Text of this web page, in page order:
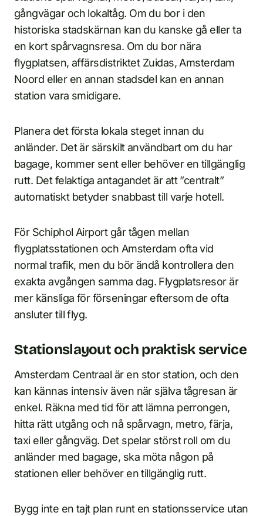
gångvägar och lokaltåg. Om du bor i den
historiska stadskärnan kan du kanske gå eller ta
en kort spårvagnsresa. Om du bor nära
flygplatsen, affärsdistriktet Zuidas, Amsterdam
Noord eller en annan stadsdel kan en annan
station vara smidigare.
Planera det första lokala steget innan du
anländer. Det är särskilt användbart om du har
bagage, kommer sent eller behöver en tillgänglig
rutt. Det felaktiga antagandet är att ”centralt”
automatiskt betyder snabbast till varje hotell.
För Schiphol Airport går tågen mellan
flygplatsstationen och Amsterdam ofta vid
normal trafik, men du bör ändå kontrollera den
exakta avgången samma dag. Flygplatsresor är
mer känsliga för förseningar eftersom de ofta
ansluter till flyg.
Stationslayout och praktisk service
Amsterdam Centraal är en stor station, och den
kan kännas intensiv även när själva tågresan är
enkel. Räkna med tid för att lämna perrongen,
hitta rätt utgång och nå spårvagn, metro, färja,
taxi eller gångväg. Det spelar störst roll om du
anländer med bagage, ska möta någon på
stationen eller behöver en tillgänglig rutt.
Bygg inte en tajt plan runt en stationsservice utan